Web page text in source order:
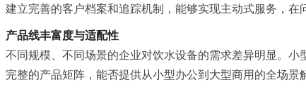
建立完善的客户档案和追踪机制，能够实现主动式服务，在
产品线丰富度与适配性
不同规模、不同场景的企业对饮水设备的需求差异明显。
完整的产品矩阵，能否提供从小型办公到大型商用的全场景